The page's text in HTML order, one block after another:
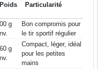
Poids Particularité
g
Bon compromis pour
le tir sportif régulier
g
Compact, léger, idéal
pour les petites
mains